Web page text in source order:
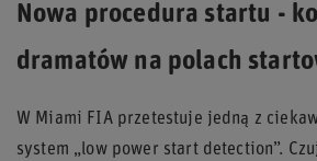
Nowa procedura startu -
dramatów na polach
W Miami FIA przetestuje jedną z
system „low power start detection”.